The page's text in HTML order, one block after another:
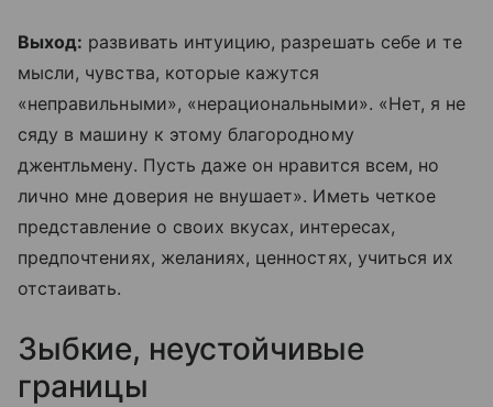
Выход: развивать интуицию, разрешать себе и те
мысли, чувства, которые кажутся
«неправильными», «нерациональными». «Нет, я не
сяду в машину к этому благородному
джентльмену. Пусть даже он нравится всем, но
лично мне доверия не внушает». Иметь четкое
представление о своих вкусах, интересах,
предпочтениях, желаниях, ценностях, учиться их
отстаивать.
Зыбкие, неустойчивые
границы